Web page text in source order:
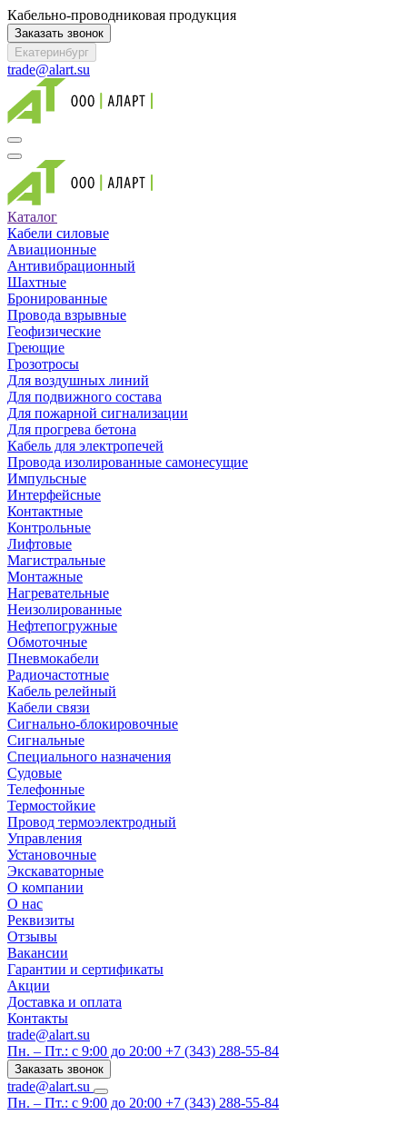
Кабельно-проводниковая продукция
Заказать звонок
Екатеринбург
trade@alart.su
Каталог
Кабели силовые
Авиационные
Антивибрационный
Шахтные
Бронированные
Провода взрывные
Геофизические
Греющие
Грозотросы
Для воздушных линий
Для подвижного состава
Для пожарной сигнализации
Для прогрева бетона
Кабель для электропечей
Провода изолированные самонесущие
Импульсные
Интерфейсные
Контактные
Контрольные
Лифтовые
Магистральные
Монтажные
Нагревательные
Неизолированные
Нефтепогружные
Обмоточные
Пневмокабели
Радиочастотные
Кабель релейный
Кабели связи
Сигнально-блокировочные
Сигнальные
Специального назначения
Судовые
Телефонные
Термостойкие
Провод термоэлектродный
Управления
Установочные
Экскаваторные
О компании
О нас
Реквизиты
Отзывы
Вакансии
Гарантии и сертификаты
Акции
Доставка и оплата
Контакты
trade@alart.su
Пн. – Пт.: с 9:00 до 20:00 +7 (343) 288-55-84
Заказать звонок
trade@alart.su
Пн. – Пт.: с 9:00 до 20:00 +7 (343) 288-55-84